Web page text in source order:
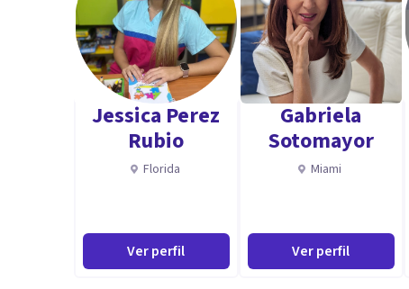
Jessica Perez
Rubio
Florida
Ver perfil
Gabriela
Sotomayor
Miami
Ver perfil